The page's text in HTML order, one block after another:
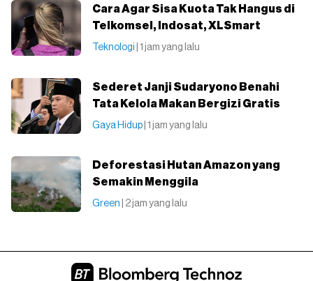
Cara Agar Sisa Kuota Tak Hangus di
Telkomsel, Indosat, XLSmart
Teknologi | 1 jam yang lalu
Sederet Janji Sudaryono Benahi
Tata Kelola Makan Bergizi Gratis
Gaya Hidup | 1 jam yang lalu
Deforestasi Hutan Amazon yang
Semakin Menggila
Green | 2 jam yang lalu